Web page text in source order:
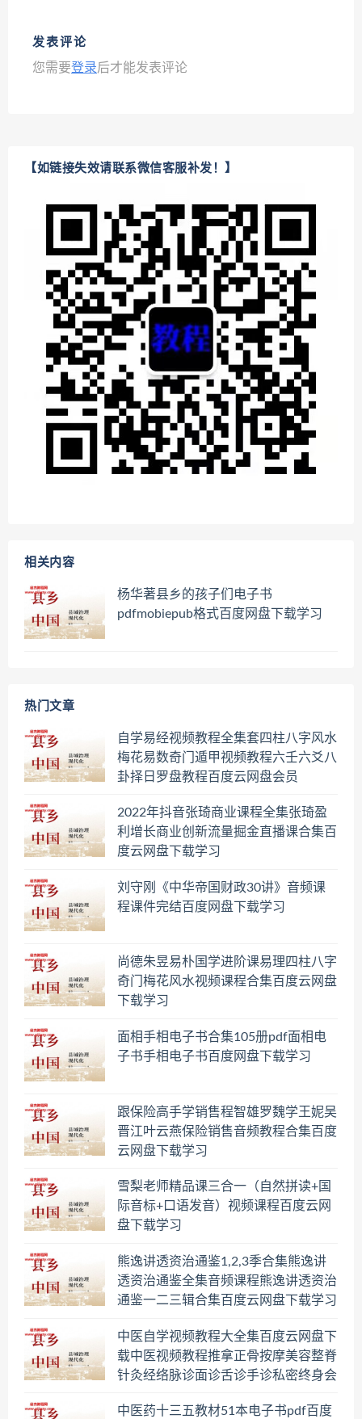
发表评论
您需要登录后才能发表评论
【如链接失效请联系微信客服补发！】
相关内容
杨华著县乡的孩子们电子书
pdfmobiepub格式百度网盘下载学习
热门文章
自学易经视频教程全集套四柱八字风水
梅花易数奇门遁甲视频教程六壬六爻八
卦择日罗盘教程百度云网盘会员
2022年抖音张琦商业课程全集张琦盈
利增长商业创新流量掘金直播课合集百
度云网盘下载学习
刘守刚《中华帝国财政30讲》音频课
程课件完结百度网盘下载学习
尚德朱昱易朴国学进阶课易理四柱八字
奇门梅花风水视频课程合集百度云网盘
下载学习
面相手相电子书合集105册pdf面相电
子书手相电子书百度网盘下载学习
跟保险高手学销售程智雄罗魏学王妮吴
晋江叶云燕保险销售音频教程合集百度
云网盘下载学习
雪梨老师精品课三合一（自然拼读+国
际音标+口语发音）视频课程百度云网
盘下载学习
熊逸讲透资治通鉴1,2,3季合集熊逸讲
透资治通鉴全集音频课程熊逸讲透资治
通鉴一二三辑合集百度云网盘下载学习
中医自学视频教程大全集百度云网盘下
载中医视频教程推拿正骨按摩美容整脊
针灸经络脉诊面诊舌诊手诊私密终身会
中医药十三五教材51本电子书pdf百度